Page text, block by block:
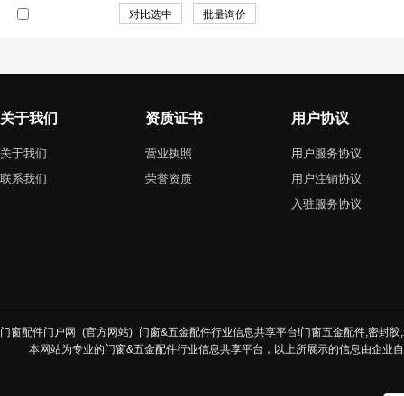
关于我们
关于我们
联系我们
资质证书
营业执照
荣誉资质
用户协议
用户服务协议
用户注销协议
入驻服务协议
门窗配件门户网_(官方网站)_门窗&五金配件行业信息共享平台!门窗五金配件,密封
本网站为专业的门窗&五金配件行业信息共享平台，以上所展示的信息由企业